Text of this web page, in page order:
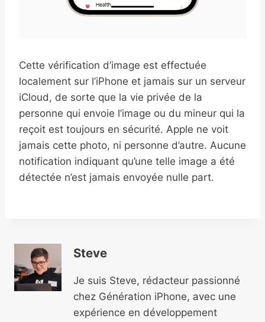
Cette vérification d’image est effectuée
localement sur l’iPhone et jamais sur un serveur
iCloud, de sorte que la vie privée de la
personne qui envoie l’image ou du mineur qui la
reçoit est toujours en sécurité. Apple ne voit
jamais cette photo, ni personne d’autre. Aucune
notification indiquant qu’une telle image a été
détectée n’est jamais envoyée nulle part.
Steve
Je suis Steve, rédacteur passionné
chez Génération iPhone, avec une
expérience en développement